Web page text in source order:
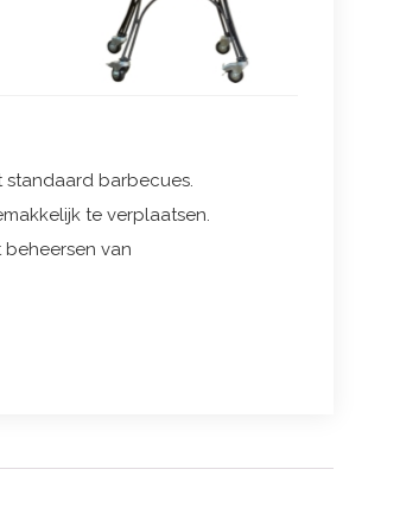
barbecues.
te verplaatsen.
van